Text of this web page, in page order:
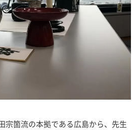
宗箇流の本拠である広島から、先生